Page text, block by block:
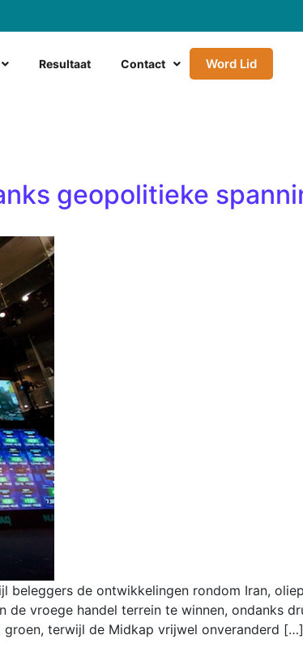
Resultaat Contact Word Lid
geopolitieke
de ontwikkelingen rondom Iran,
vroege handel terrein te winnen, ondanks
terwijl de Midkap vrijwel onveranderd […]